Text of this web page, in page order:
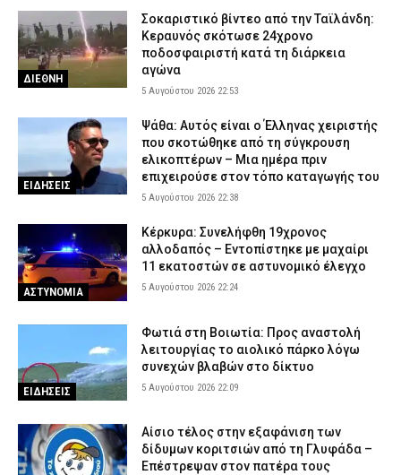
ΔΙΕΘΝΗ
Σοκαριστικό βίντεο από την Ταϊλάνδη:
Κεραυνός σκότωσε 24χρονο
ποδοσφαιριστή κατά τη διάρκεια
αγώνα
5 Αυγούστου 2026 22:53
ΕΙΔΗΣΕΙΣ
Ψάθα: Αυτός είναι ο Έλληνας χειριστής
που σκοτώθηκε από τη σύγκρουση
ελικοπτέρων – Μια ημέρα πριν
επιχειρούσε στον τόπο καταγωγής του
5 Αυγούστου 2026 22:38
ΑΣΤΥΝΟΜΙΑ
Κέρκυρα: Συνελήφθη 19χρονος
αλλοδαπός – Εντοπίστηκε με μαχαίρι
11 εκατοστών σε αστυνομικό έλεγχο
5 Αυγούστου 2026 22:24
ΕΙΔΗΣΕΙΣ
Φωτιά στη Βοιωτία: Προς αναστολή
λειτουργίας το αιολικό πάρκο λόγω
συνεχών βλαβών στο δίκτυο
5 Αυγούστου 2026 22:09
Αίσιο τέλος στην εξαφάνιση των
δίδυμων κοριτσιών από τη Γλυφάδα –
Επέστρεψαν στον πατέρα τους